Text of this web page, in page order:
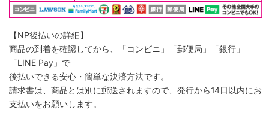
【NP後払いの詳細】
商品の到着を確認してから、「コンビニ」「郵便局」「銀行」
「LINE Pay」で
後払いできる安心・簡単な決済方法です。
請求書は、商品とは別に郵送されますので、発行から14日以内にお
支払いをお願いします。